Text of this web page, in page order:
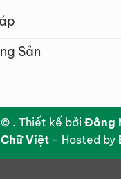
Sản
. Thiết kế bởi Đông
Việt- Hosted by